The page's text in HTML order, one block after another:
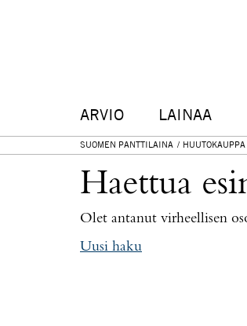
ARVIO LAINAA
SUOMEN PANTTILAINA HUUTOKAUPPA
Haettua
Olet antanut virheellisen
Uusi haku